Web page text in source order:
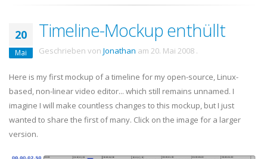
20
Mai
Timeline-Mockup enthüllt
Geschrieben von Jonathan am 20. Mai 2008 .
Here is my first mockup of a timeline for my open-source, Linux-
based, non-linear video editor... which still remains unnamed. I
imagine I will make countless changes to this mockup, but I just
wanted to share the first of many. Click on the image for a larger
version.